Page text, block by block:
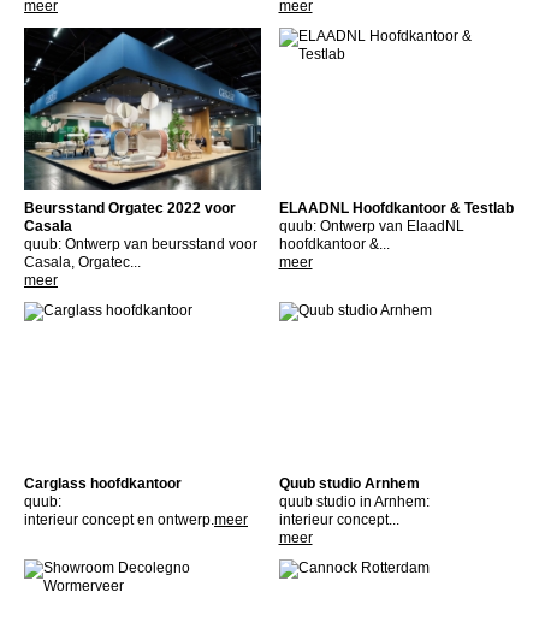
meer
meer
Beursstand Orgatec 2022 voor
Casala
quub: Ontwerp van beursstand voor
Casala, Orgatec...
meer
ELAADNL Hoofdkantoor & Testlab
quub: Ontwerp van ElaadNL
hoofdkantoor &...
meer
Carglass hoofdkantoor
quub:
interieur concept en ontwerp. meer
Quub studio Arnhem
quub studio in Arnhem:
interieur concept...
meer